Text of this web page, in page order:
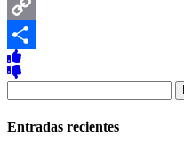
Email
Copy
Link
Compartir
Entradas recientes